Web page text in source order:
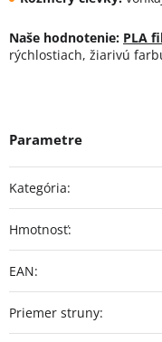
Naše hodnotenie: PLA
rýchlostiach, žiarivú
Kategória:
Hmotnosť:
EAN:
Priemer struny: